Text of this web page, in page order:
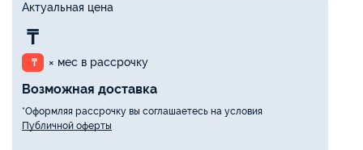
Актуальная цена
₸
₸ × мес в рассрочку
Возможная доставка
*Оформляя рассрочку вы соглашаетесь на условия
Публичной оферты